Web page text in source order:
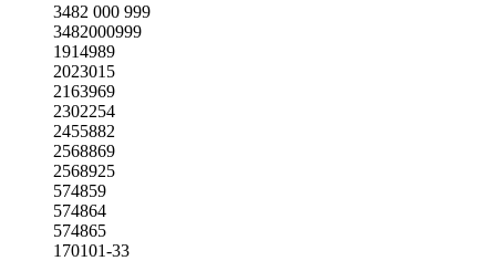
3482 000 999
3482000999
1914989
2023015
2163969
2302254
2455882
2568869
2568925
574859
574864
574865
170101-33